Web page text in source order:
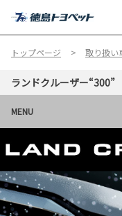
トップページ 取り扱い
ランドクルーザー“300”
MENU